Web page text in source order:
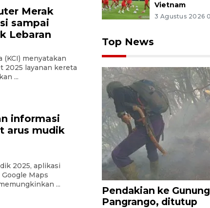
Merak
sampai
Lebaran
(KCI) menyatakan
2025 layanan kereta
...
informasi
arus mudik
2025, aplikasi
Maps
...
Vietnam
3 Agustus 2026
Top News
Pendakian ke
Pangrango, ditutup